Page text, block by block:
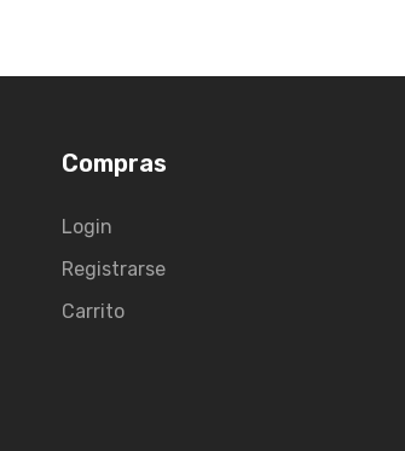
Compras
Login
Registrarse
Carrito